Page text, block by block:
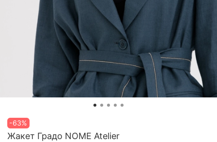
-63%
Жакет Градо NOME Atelier